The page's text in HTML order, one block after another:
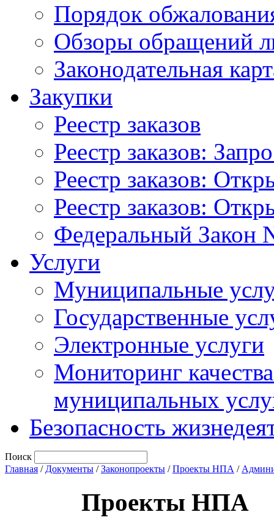
Порядок
Обзоры обращений
Законодательная
Закупки
Реестр заказов
Реестр заказов:
Реестр заказов:
Реестр заказов:
Федеральный Закон
Услуги
Муниципальные
Государственные
Электронные услуги
Мониторинг
муниципальных
Безопасность
Поиск
Главная / Документы /Законопроекты /Проекты НПА /
Проекты НПА